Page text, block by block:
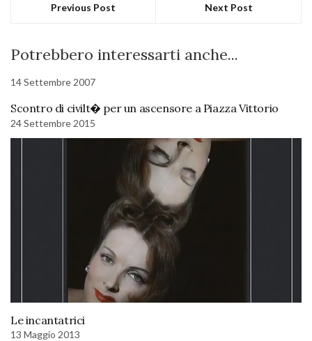
Previous Post Next Post
Potrebbero interessarti anche...
14 Settembre 2007
Scontro di civilt� per un ascensore a Piazza Vittorio
24 Settembre 2015
Le incantatrici
13 Maggio 2013